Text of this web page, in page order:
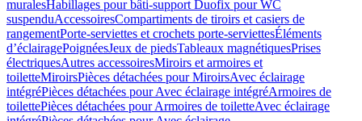
muralesHabillages pour bâti-support Duofix pour WC
suspenduAccessoiresCompartiments de tiroirs et casiers de
rangementPorte-serviettes et crochets porte-serviettesÉléments
d’éclairagePoignéesJeux de piedsTableaux magnétiquesPrises
électriquesAutres accessoiresMiroirs et armoires et
toiletteMiroirsPièces détachées pour MiroirsAvec éclairage
intégréPièces détachées pour Avec éclairage intégréArmoires de
toilettePièces détachées pour Armoires de toiletteAvec éclairage